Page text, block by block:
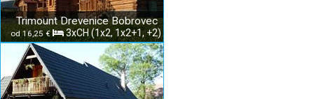
Trimount Drevenice Bobrovec
od 16,25 € 3xCH (1x2, 1x2+1, +2)